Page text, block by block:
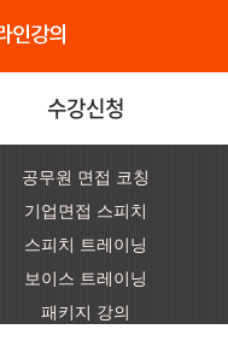
수강신청
공무원 면접 코칭
기업면접 스피치
스피치 트레이닝
보이스 트레이닝
패키지 강의